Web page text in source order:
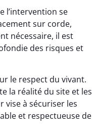
l’intervention se
sur corde,
nécessaire, il est
des risques et
le respect du vivant.
la réalité du site et les
vise à sécuriser les
et respectueuse de